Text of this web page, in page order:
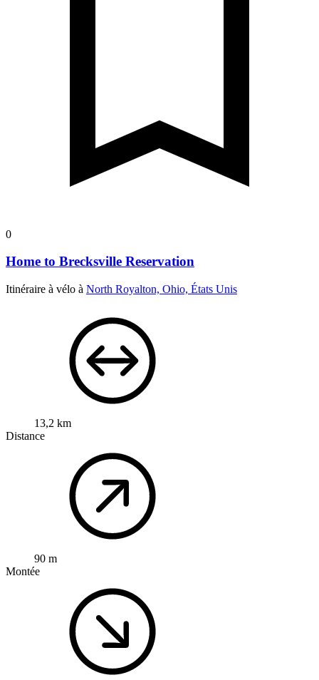
0
Home to Brecksville Reservation
Itinéraire à vélo à North Royalton, Ohio, États Unis
13,2 km
Distance
90 m
Montée